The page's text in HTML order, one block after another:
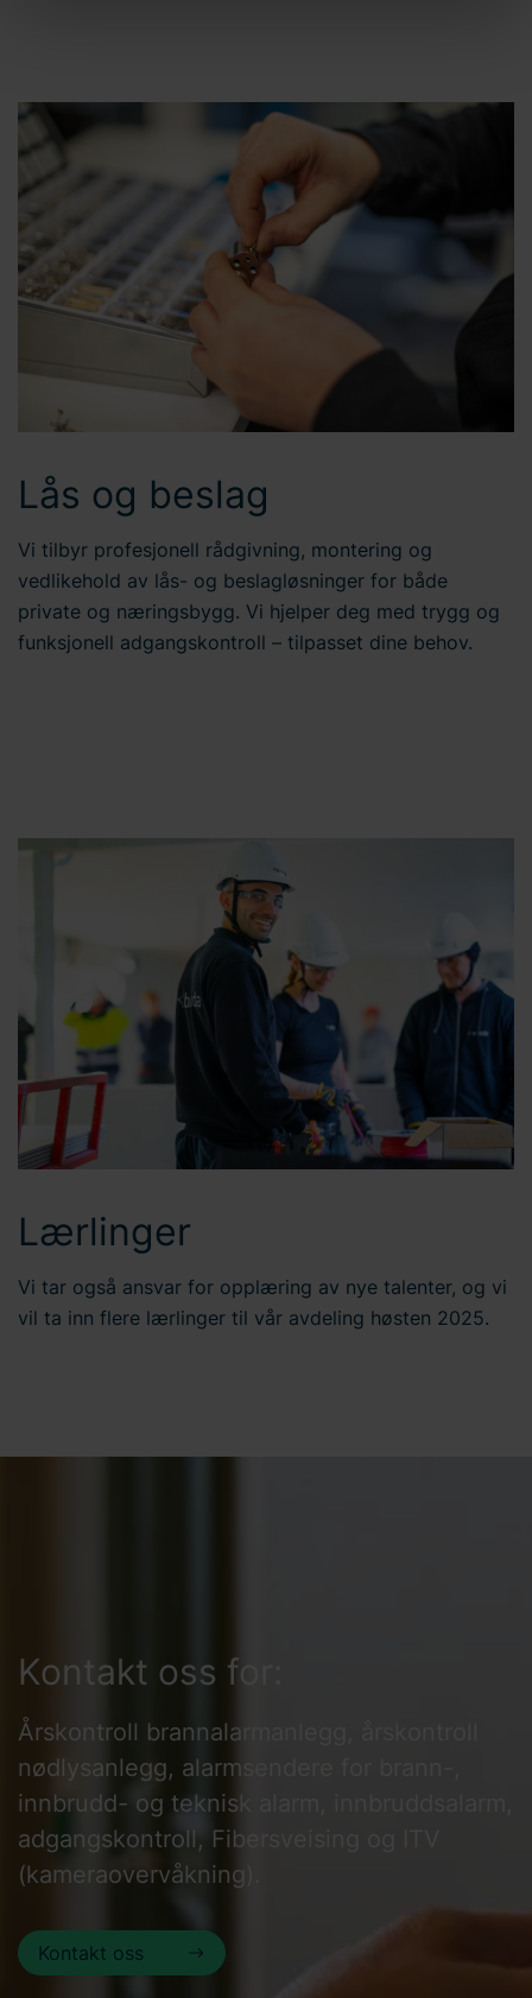
personopplysninger. Du kan lese mer om bruken av
informasjonskapsler
herpå nettstedet vårt. I tillegg finner
du informasjon om hvordan du kontakter oss og hvordan
vi behandler
personopplysninger
. Skriv inn din
samtykke-ID og datoen du kontaktet oss angående
samtykket ditt.
Lås og beslag
Vi tilbyr profesjonell rådgivning, montering og
vedlikehold av lås- og beslagløsninger for både
private og næringsbygg. Vi hjelper deg med trygg og
funksjonell adgangskontroll – tilpasset dine behov.
Lærlinger
Vi tar også ansvar for opplæring av nye talenter, og vi
vil ta inn flere lærlinger til vår avdeling høsten 2025.
Kontakt oss for:
Årskontroll brannalarmanlegg, årskontroll
nødlysanlegg, alarmsendere for brann-,
innbrudd- og teknisk alarm, innbruddsalarm,
adgangskontroll, Fibersveising og ITV
(kameraovervåkning).
Kontakt oss